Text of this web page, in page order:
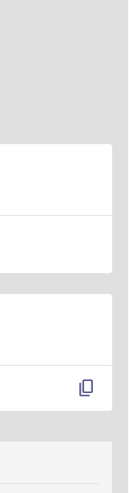
content_copy